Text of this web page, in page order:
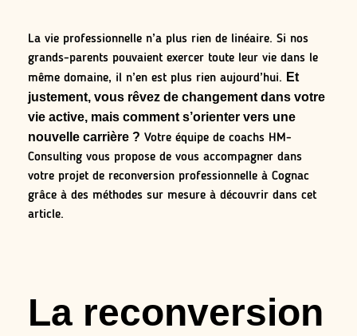
La vie professionnelle n’a plus rien de linéaire. Si nos
grands-parents pouvaient exercer toute leur vie dans le
même domaine, il n’en est plus rien aujourd’hui. Et
justement, vous rêvez de changement dans votre
vie active, mais comment s’orienter vers une
nouvelle carrière ? Votre équipe de coachs HM-
Consulting vous propose de vous accompagner dans
votre projet de reconversion professionnelle à Cognac
grâce à des méthodes sur mesure à découvrir dans cet
article.
La reconversion